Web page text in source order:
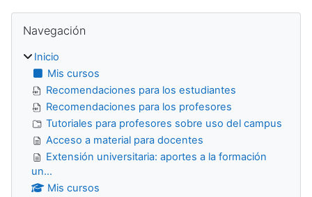
Bloques
Navegación
Inicio
Mis cursos
Recomendaciones para los estudiantes
Recomendaciones para los profesores
Tutoriales para profesores sobre uso del campus
Acceso a material para docentes
Extensión universitaria: aportes a la formación
un...
Mis cursos